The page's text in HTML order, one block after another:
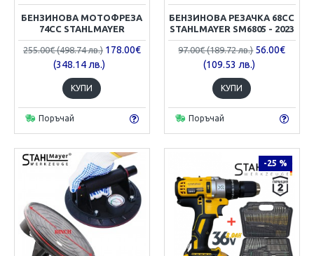
БЕНЗИНОВА МОТОФРЕЗА
74CC STAHLMAYER
255.00€ (498.74 лв.) 178.00€
(348.14 лв.)
КУПИ
Поръчай
БЕНЗИНОВА РЕЗАЧКА 68CC
STAHLMAYER SM6805 - 2023
97.00€ (189.72 лв.) 56.00€
(109.53 лв.)
КУПИ
Поръчай
-25 %